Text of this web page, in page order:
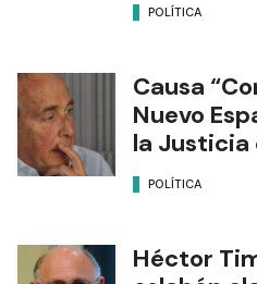
POLÍTICA
Causa
Nuevo
la
POLÍTICA
Héctor